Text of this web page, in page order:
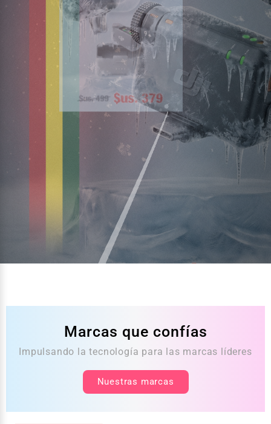
Marcas que confías
Impulsando la tecnología para las marcas líderes
Nuestras marcas